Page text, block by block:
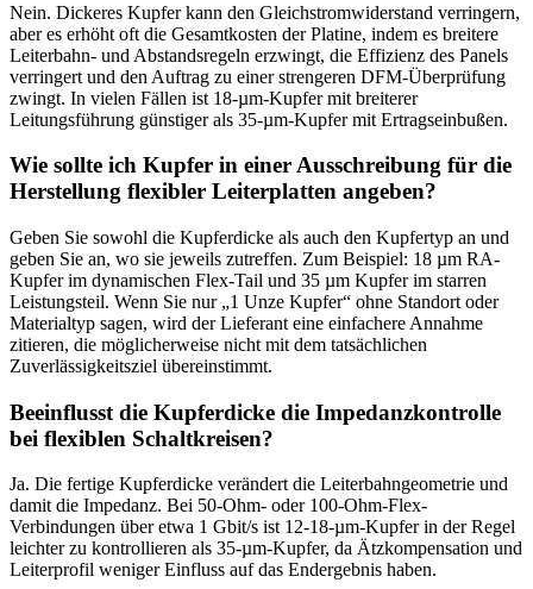
Nein. Dickeres Kupfer kann den Gleichstromwiderstand verringern,
aber es erhöht oft die Gesamtkosten der Platine, indem es breitere
Leiterbahn- und Abstandsregeln erzwingt, die Effizienz des Panels
verringert und den Auftrag zu einer strengeren DFM-Überprüfung
zwingt. In vielen Fällen ist 18-µm-Kupfer mit breiterer
Leitungsführung günstiger als 35-µm-Kupfer mit Ertragseinbußen.
Wie sollte ich Kupfer in einer Ausschreibung für die
Herstellung flexibler Leiterplatten angeben?
Geben Sie sowohl die Kupferdicke als auch den Kupfertyp an und
geben Sie an, wo sie jeweils zutreffen. Zum Beispiel: 18 µm RA-
Kupfer im dynamischen Flex-Tail und 35 µm Kupfer im starren
Leistungsteil. Wenn Sie nur „1 Unze Kupfer“ ohne Standort oder
Materialtyp sagen, wird der Lieferant eine einfachere Annahme
zitieren, die möglicherweise nicht mit dem tatsächlichen
Zuverlässigkeitsziel übereinstimmt.
Beeinflusst die Kupferdicke die Impedanzkontrolle
bei flexiblen Schaltkreisen?
Ja. Die fertige Kupferdicke verändert die Leiterbahngeometrie und
damit die Impedanz. Bei 50-Ohm- oder 100-Ohm-Flex-
Verbindungen über etwa 1 Gbit/s ist 12-18-µm-Kupfer in der Regel
leichter zu kontrollieren als 35-µm-Kupfer, da Ätzkompensation und
Leiterprofil weniger Einfluss auf das Endergebnis haben.